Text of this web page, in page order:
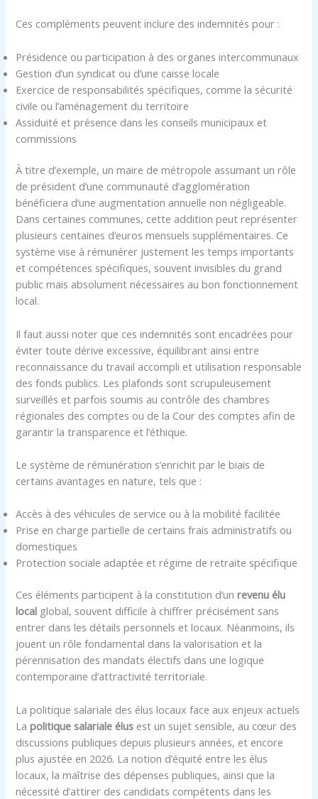
Ces compléments peuvent inclure des indemnités pour :
Présidence ou participation à des organes intercommunaux
Gestion d’un syndicat ou d’une caisse locale
Exercice de responsabilités spécifiques, comme la sécurité
civile ou l’aménagement du territoire
Assiduité et présence dans les conseils municipaux et
commissions
À titre d’exemple, un maire de métropole assumant un rôle
de président d’une communauté d’agglomération
bénéficiera d’une augmentation annuelle non négligeable.
Dans certaines communes, cette addition peut représenter
plusieurs centaines d’euros mensuels supplémentaires. Ce
système vise à rémunérer justement les temps importants
et compétences spécifiques, souvent invisibles du grand
public mais absolument nécessaires au bon fonctionnement
local.
Il faut aussi noter que ces indemnités sont encadrées pour
éviter toute dérive excessive, équilibrant ainsi entre
reconnaissance du travail accompli et utilisation responsable
des fonds publics. Les plafonds sont scrupuleusement
surveillés et parfois soumis au contrôle des chambres
régionales des comptes ou de la Cour des comptes afin de
garantir la transparence et l’éthique.
Le système de rémunération s’enrichit par le biais de
certains avantages en nature, tels que :
Accès à des véhicules de service ou à la mobilité facilitée
Prise en charge partielle de certains frais administratifs ou
domestiques
Protection sociale adaptée et régime de retraite spécifique
Ces éléments participent à la constitution d’unrevenu élu
local global, souvent difficile à chiffrer précisément sans
entrer dans les détails personnels et locaux. Néanmoins, ils
jouent un rôle fondamental dans la valorisation et la
pérennisation des mandats électifs dans une logique
contemporaine d’attractivité territoriale.
La politique salariale des élus locaux face aux enjeux actuels
Lapolitique salariale élus est un sujet sensible, au cœur des
discussions publiques depuis plusieurs années, et encore
plus ajustée en 2026. La notion d’équité entre les élus
locaux, la maîtrise des dépenses publiques, ainsi que la
nécessité d’attirer des candidats compétents dans les